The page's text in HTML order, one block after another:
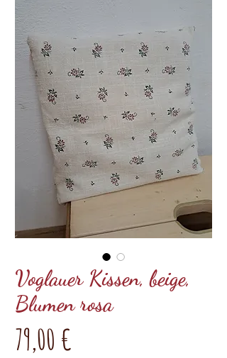
Voglauer Kissen, beige,
Blumen rosa
79,00 €